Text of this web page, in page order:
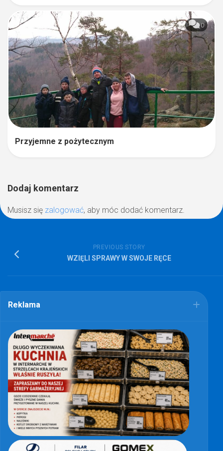
0
Przyjemne z pożytecznym
Dodaj komentarz
Musisz się zalogować, aby móc dodać komentarz.
PREVIOUS STORY
WZIĘLI SPRAWY W SWOJE RĘCE
Reklama